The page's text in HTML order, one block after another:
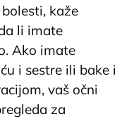
kaže
li imate
Ako imate
i sestre ili bake i
vaš očni
za